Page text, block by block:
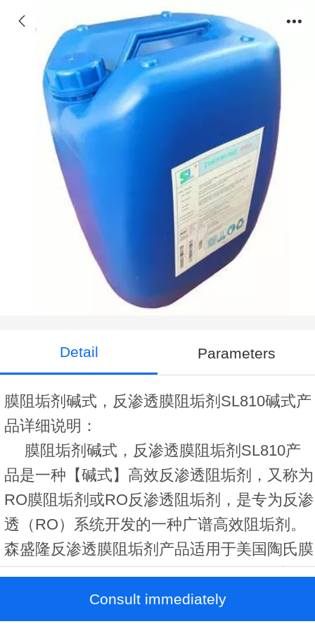
德州反渗透阻垢剂高效广谱，德州反渗透膜阻
垢剂适用水源广谱
Detail Parameters
膜阻垢剂碱式，反渗透膜阻垢剂SL810碱式产
品详细说明：
膜阻垢剂碱式，反渗透膜阻垢剂SL810产
品是一种【碱式】高效反渗透阻垢剂，又称为
RO膜阻垢剂或RO反渗透阻垢剂，是专为反渗
透（RO）系统开发的一种广谱高效阻垢剂。
森盛隆反渗透膜阻垢剂产品适用于美国陶氏膜
(Dow.Filmtec)、海德能(Hydranautics)、流体
膜(Fluid Systems)、日本东丽膜
（TORAY)\GE膜、世韩膜（CSM）等各类进
Consult immediately